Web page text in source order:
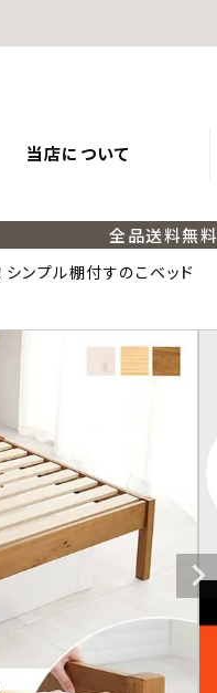
全品送料無
シンプル棚付すのこベッド